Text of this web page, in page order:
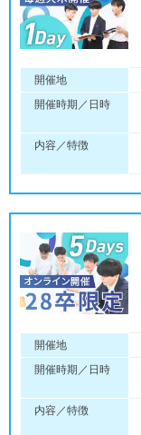
開催地
開催時期／日時
内容／特徴
開催地
開催時期／日時
内容／特徴